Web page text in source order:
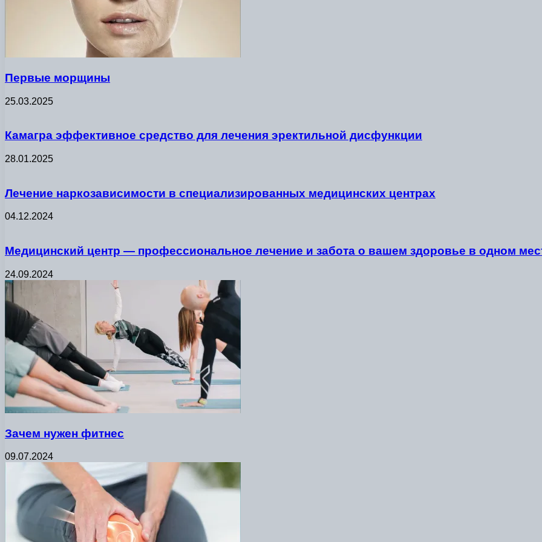
Первые морщины
25.03.2025
Камагра эффективное средство для лечения эректильной дисфункции
28.01.2025
Лечение наркозависимости в специализированных медицинских центрах
04.12.2024
Медицинский центр — профессиональное лечение и забота о вашем здоровье в одном
24.09.2024
Зачем нужен фитнес
09.07.2024